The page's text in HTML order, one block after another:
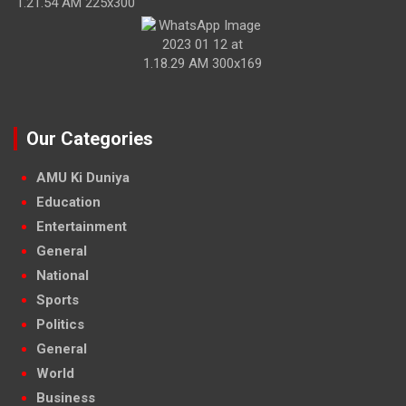
Our Categories
AMU Ki Duniya
Education
Entertainment
General
National
Sports
Politics
General
World
Business